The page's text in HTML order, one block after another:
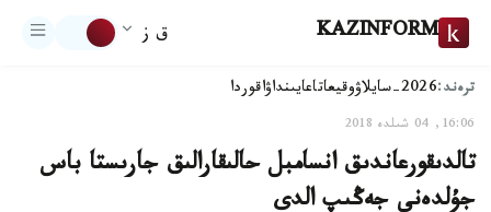
KAZINFORM ق ز
ترەند:2026-سايلاۋ وقيعاتاعايىنداۋاقوردا
16:06, 04 شىلدە 2018
تالدىقورعاندىق انسامبل حالىقارالىق جارىستا باس
جۇلدەنى جەڭىپ الدى